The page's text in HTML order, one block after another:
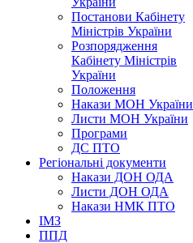
Постанови Кабінету
Міністрів України
Розпорядження
Кабінету Міністрів
України
Положення
Накази МОН України
Листи МОН України
Програми
ДС ПТО
Регіональні документи
Накази ДОН ОДА
Листи ДОН ОДА
Накази НМК ПТО
ІМЗ
ППД